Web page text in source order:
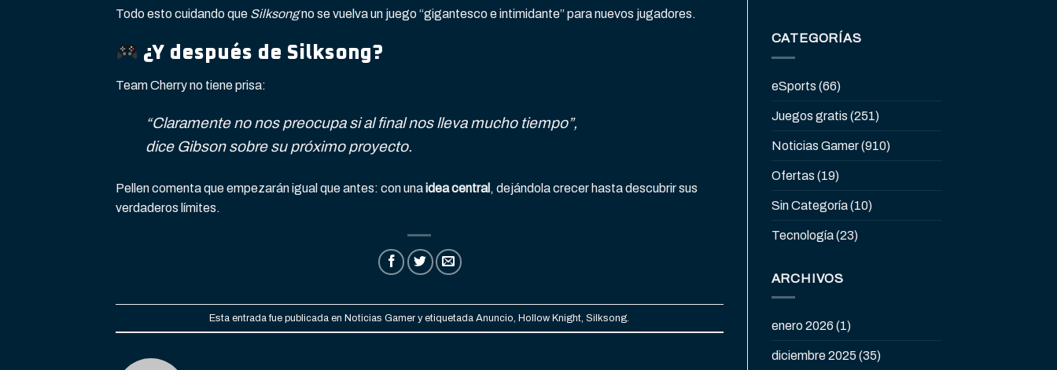
Todo esto cuidando que Silksongno se vuelva un juego “gigantesco e intimidante” para nuevos jugadores.
¿Y después de Silksong?
Team Cherry no tiene prisa:
“Claramente no nos preocupa si al final nos lleva mucho tiempo”,
dice Gibson sobre su próximo proyecto.
Pellen comenta que empezarán igual que antes: con unaidea central , dejándola crecer hasta descubrir sus
verdaderos límites.
Esta entrada fue publicada enNoticias Gamer y etiquetadaAnuncio ,Hollow Knight ,Silksong
CATEGORÍAS
eSports (66)
Juegos gratis (251)
Noticias Gamer(910)
Ofertas (19)
Sin Categoría(10)
Tecnología(23)
ARCHIVOS
enero 2026 (1)
diciembre 2025 (35)